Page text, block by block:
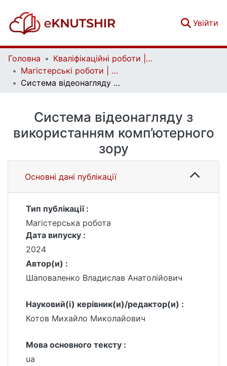
Увійти
Головна
Кваліфікаційні роботи | Qualifying works
Магістерські роботи | Master's theses
Система відеонагляду з використанням комп’ютерного зору
Система відеонагляду з
використанням комп’ютерного
зору
Основні дані публікації
Тип публікації :
Магістерська робота
Дата випуску :
2024
Автор(и) :
Шаповаленко Владислав Анатолійович
Науковий(і) керівник(и)/редактор(и) :
Котов Михайло Миколайович
Мова основного тексту :
ua